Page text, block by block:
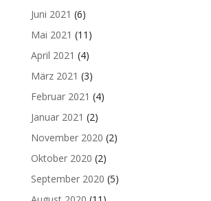
Juni 2021 (6)
Mai 2021 (11)
April 2021 (4)
März 2021 (3)
Februar 2021 (4)
Januar 2021 (2)
November 2020 (2)
Oktober 2020 (2)
September 2020 (5)